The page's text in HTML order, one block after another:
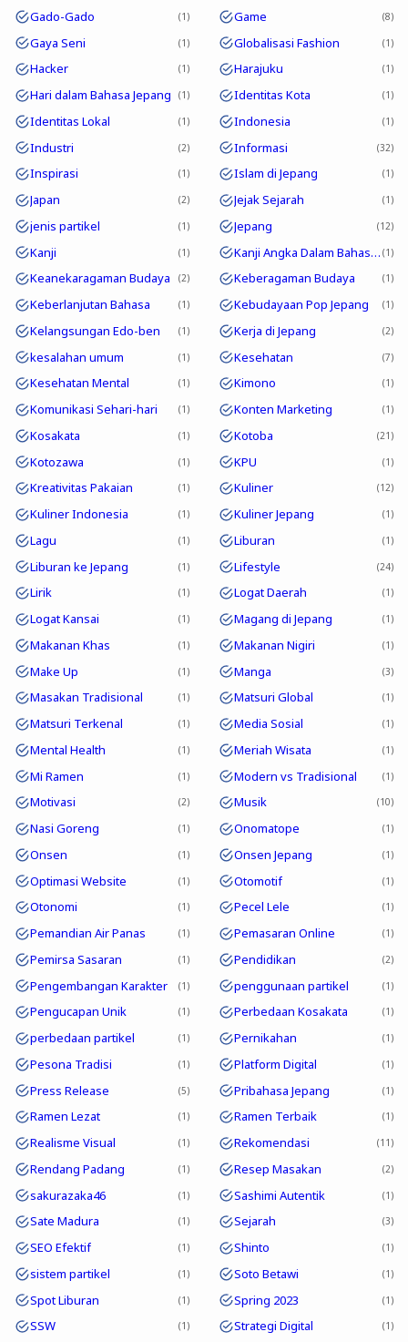
Gado-Gado 1 Game 8
Gaya Seni 1 Globalisasi Fashion 1
Hacker 1 Harajuku 1
Hari dalam Bahasa Jepang 1 Identitas Kota 1
Identitas Lokal 1 Indonesia 1
Industri 2 Informasi 32
Inspirasi 1 Islam di Jepang 1
Japan 2 Jejak Sejarah 1
jenis partikel 1 Jepang 12
Kanji 1 Kanji Angka Dalam Bahasa Jepang 1
Keanekaragaman Budaya 2 Keberagaman Budaya 1
Keberlanjutan Bahasa 1 Kebudayaan Pop Jepang 1
Kelangsungan Edo-ben 1 Kerja di Jepang 2
kesalahan umum 1 Kesehatan 7
Kesehatan Mental 1 Kimono 1
Komunikasi Sehari-hari 1 Konten Marketing 1
Kosakata 1 Kotoba 21
Kotozawa 1 KPU 1
Kreativitas Pakaian 1 Kuliner 12
Kuliner Indonesia 1 Kuliner Jepang 1
Lagu 1 Liburan 1
Liburan ke Jepang 1 Lifestyle 24
Lirik 1 Logat Daerah 1
Logat Kansai 1 Magang di Jepang 1
Makanan Khas 1 Makanan Nigiri 1
Make Up 1 Manga 3
Masakan Tradisional 1 Matsuri Global 1
Matsuri Terkenal 1 Media Sosial 1
Mental Health 1 Meriah Wisata 1
Mi Ramen 1 Modern vs Tradisional 1
Motivasi 2 Musik 10
Nasi Goreng 1 Onomatope 1
Onsen 1 Onsen Jepang 1
Optimasi Website 1 Otomotif 1
Otonomi 1 Pecel Lele 1
Pemandian Air Panas 1 Pemasaran Online 1
Pemirsa Sasaran 1 Pendidikan 2
Pengembangan Karakter 1 penggunaan partikel 1
Pengucapan Unik 1 Perbedaan Kosakata 1
perbedaan partikel 1 Pernikahan 1
Pesona Tradisi 1 Platform Digital 1
Press Release 5 Pribahasa Jepang 1
Ramen Lezat 1 Ramen Terbaik 1
Realisme Visual 1 Rekomendasi 11
Rendang Padang 1 Resep Masakan 2
sakurazaka46 1 Sashimi Autentik 1
Sate Madura 1 Sejarah 3
SEO Efektif 1 Shinto 1
sistem partikel 1 Soto Betawi 1
Spot Liburan 1 Spring 2023 1
SSW 1 Strategi Digital 1